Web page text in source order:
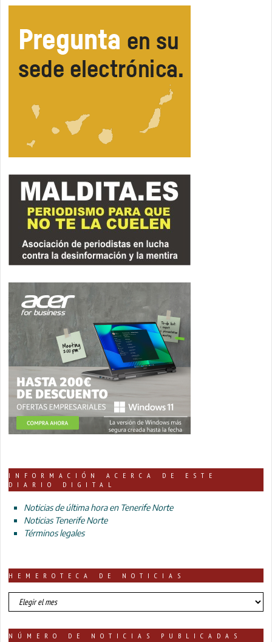
INFORMACIÓN ACERCA DE ESTE
DIARIO DIGITAL
Noticias de última hora en Tenerife Norte
Noticias Tenerife Norte
Términos legales
HEMEROTECA DE NOTICIAS
HEMEROTECA
DE
NÚMERO DE NOTICIAS PUBLICADAS